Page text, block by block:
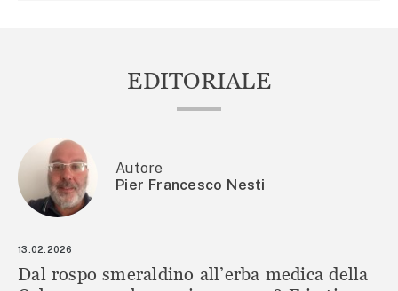
EDITORIALE
Autore
Pier Francesco Nesti
13.02.2026
Dal rospo smeraldino all’erba medica della